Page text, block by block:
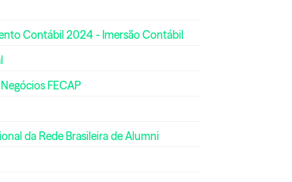
Contábil 2024 - Imersão Contábil
FECAP
da Rede Brasileira de Alumni